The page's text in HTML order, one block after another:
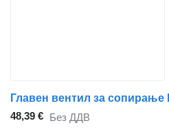
48,39 € Без ДДВ